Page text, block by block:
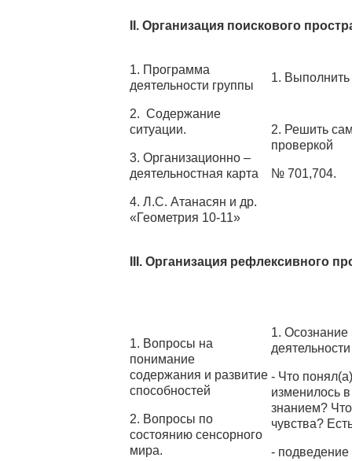
II. Организация поискового
1. Программа
деятельности группы
2. Содержание
ситуации.
3. Организационно –
деятельностная карта
4. Л.С. Атанасян и др.
«Геометрия 10-11»
1.
2. Решить
проверкой
№ 701,704.
III. Организация рефлексивного
1. Вопросы на
понимание
содержания и развитие
способностей
2. Вопросы по
состоянию сенсорного
мира.
1. Осознание
- Что
изменилось
знанием?
чувства?
- подведение